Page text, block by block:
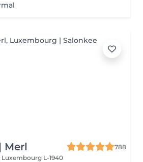
Merl
788
Luxembourg L-1940